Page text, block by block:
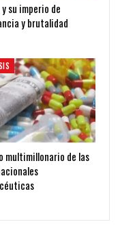
su imperio de
y brutalidad
multimillonario de las